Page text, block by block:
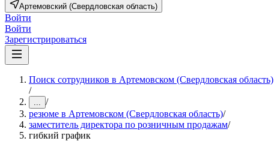
Артемовский (Свердловская область)
Войти
Войти
Зарегистрироваться
Поиск сотрудников в Артемовском (Свердловская область)
/
... /
резюме в Артемовском (Свердловская область)/
заместитель директора по розничным продажам/
гибкий график